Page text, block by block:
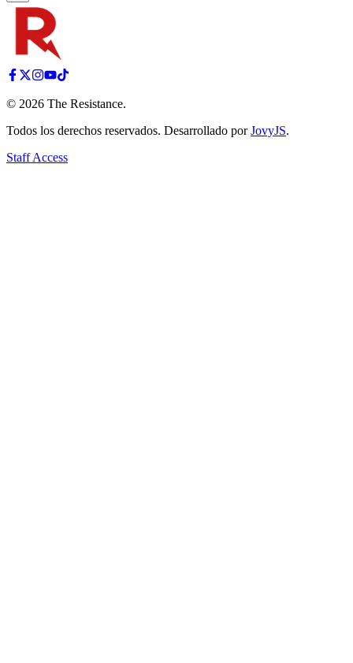
© 2026 The Resistance.
Todos los derechos reservados. Desarrollado por JovyJS.
Staff Access